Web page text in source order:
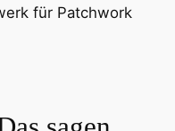
für Patchwork